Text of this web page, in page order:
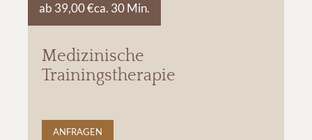
Medizinische
Trainingstherapie
ab 39,00 €ca. 30 Min.
ANFRAGEN